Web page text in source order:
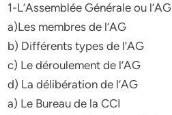
1-L’Assemblée Générale ou l’AG
a)Les membres de l’AG
b) Différents types de l’AG
c) Le déroulement de l’AG
d) La délibération de l’AG
a) Le Bureau de la CCI